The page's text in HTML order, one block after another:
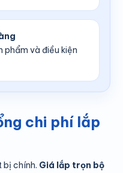
phẩm và điều kiện
chi phí lắp
bị chính. Giá lắp trọn bộ